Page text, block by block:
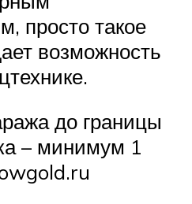
просто такое
возможность
до границы
– минимум 1